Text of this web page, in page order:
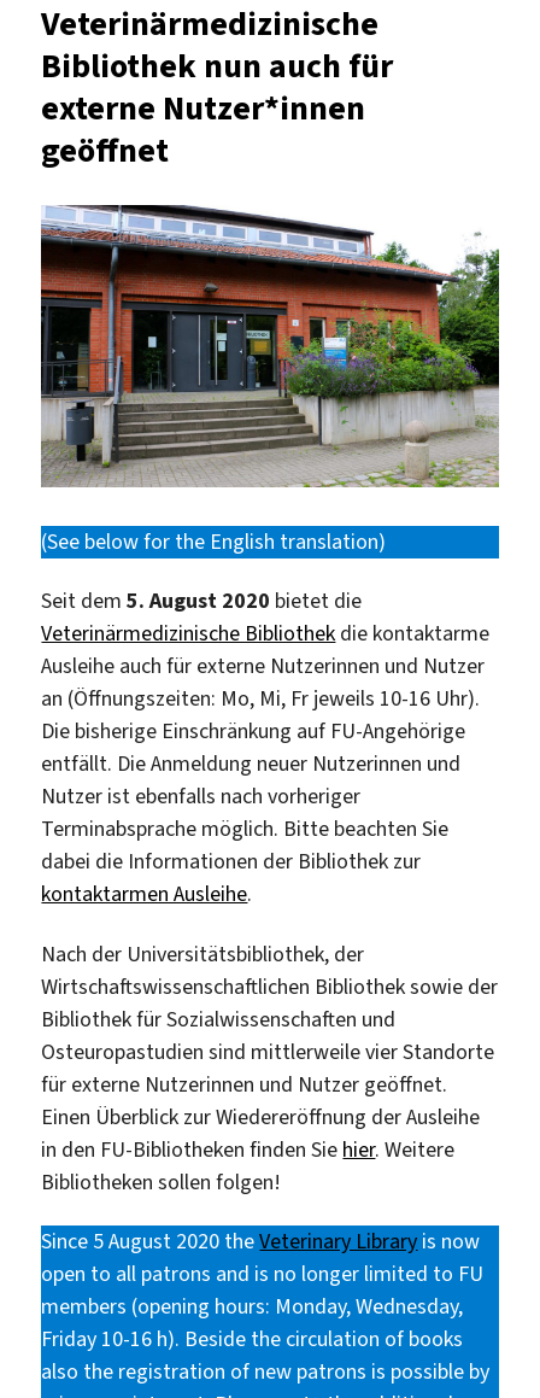
erweitern
Öffnungszeiten
Veterinärmedizinische
Bibliothek nun auch für
externe Nutzer*innen
geöffnet
(See below for the English translation)
Seit dem5. August 2020 bietet die
Veterinärmedizinische Bibliothek die kontaktarme
Ausleihe auch für externe Nutzerinnen und Nutzer
an (Öffnungszeiten: Mo, Mi, Fr jeweils 10-16 Uhr).
Die bisherige Einschränkung auf FU-Angehörige
entfällt. Die Anmeldung neuer Nutzerinnen und
Nutzer ist ebenfalls nach vorheriger
Terminabsprache möglich. Bitte beachten Sie
dabei die Informationen der Bibliothek zur
kontaktarmen Ausleihe.
Nach der Universitätsbibliothek, der
Wirtschaftswissenschaftlichen Bibliothek sowie der
Bibliothek für Sozialwissenschaften und
Osteuropastudien sind mittlerweile vier Standorte
für externe Nutzerinnen und Nutzer geöffnet.
Einen Überblick zur Wiedereröffnung der Ausleihe
in den FU-Bibliotheken finden Sie hier. Weitere
Bibliotheken sollen folgen!
Since 5 August 2020 theVeterinary Library is now
open to all patrons and is no longer limited to FU
members (opening hours: Monday, Wednesday,
Friday 10-16 h). Beside the circulation of books
also the registration of new patrons is possible by